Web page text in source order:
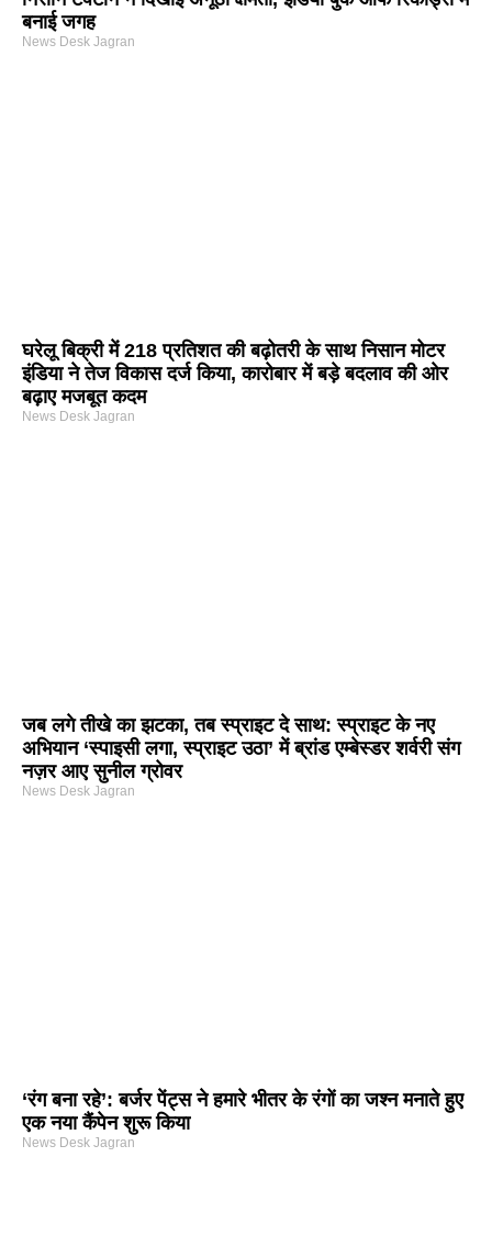
बनाई जगह
News Desk Jagran
घरेलू बिक्री में 218 प्रतिशत की बढ़ोतरी के साथ निसान मोटर
इंडिया ने तेज विकास दर्ज किया, कारोबार में बड़े बदलाव की ओर
बढ़ाए मजबूत कदम
News Desk Jagran
जब लगे तीखे का झटका, तब स्प्राइट दे साथ: स्प्राइट के नए
अभियान ‘स्पाइसी लगा, स्प्राइट उठा’ में ब्रांड एम्बेस्डर शर्वरी संग
नज़र आए सुनील ग्रोवर
News Desk Jagran
‘रंग बना रहे’: बर्जर पेंट्स ने हमारे भीतर के रंगों का जश्न मनाते हुए
एक नया कैंपेन शुरू किया
News Desk Jagran